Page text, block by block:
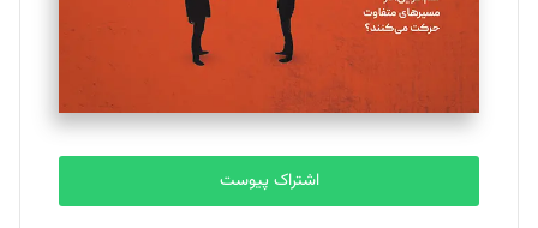
تحریریه
مصطفی مسجدی آرانی
تحریریه
بابک نقاش
اشتراک پیوست